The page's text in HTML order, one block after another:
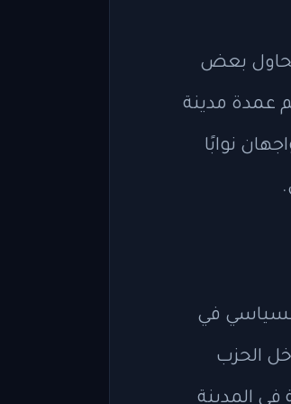
بعض
عمدة مدينة
نوابًا
السياسي في
الحزب
في المدينة